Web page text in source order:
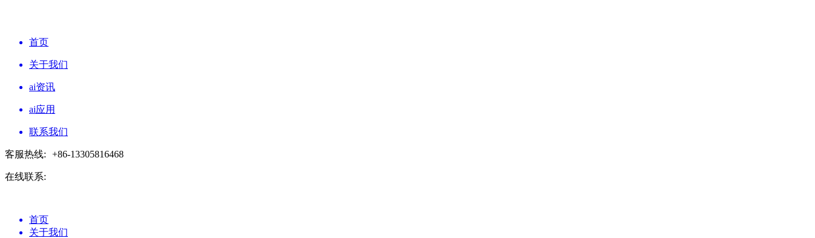
首页
关于我们
ai资讯
ai应用
联系我们
客服热线: +86-13305816468
在线联系:
首页
关于我们